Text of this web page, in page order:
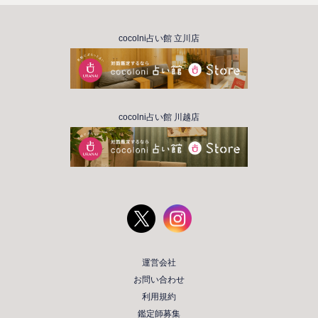
cocolni占い館 立川店
cocolni占い館 川越店
運営会社
お問い合わせ
利用規約
鑑定師募集